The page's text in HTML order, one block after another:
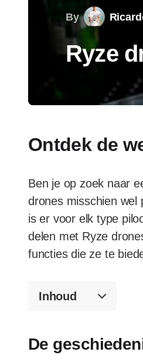
By
Ryze
Ontdek de
Ben je op zoek naar
drones misschien wel
is er voor elk type
delen met Ryze
functies die ze te
Inhoud
De